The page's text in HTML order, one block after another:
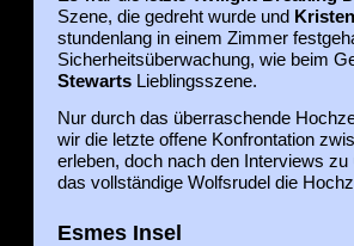
Szene, die gedreht wurde und
stundenlang in einem Zimmer
Sicherheitsüberwachung, wie beim
StewartsLieblingsszene.
Nur durch das überraschende
wir die letzte offene Konfrontation
erleben, doch nach den Interviews
das vollständige Wolfsrudel die
Esmes Insel